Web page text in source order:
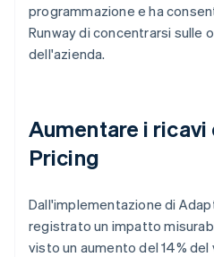
programmazione e ha
Runway di concentrarsi sulle
dell'azienda.
Aumentare i
Pricing
Dall'implementazione di
registrato un impatto
visto un aumento del 14%